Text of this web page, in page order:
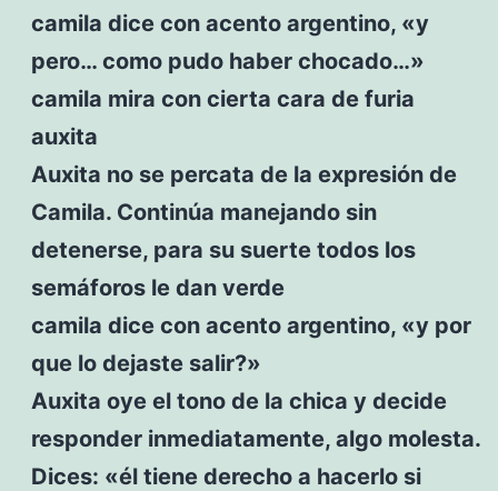
camila dice con acento argentino, «y
pero… como pudo haber chocado…»
camila mira con cierta cara de furia
auxita
Auxita no se percata de la expresión de
Camila. Continúa manejando sin
detenerse, para su suerte todos los
semáforos le dan verde
camila dice con acento argentino, «y por
que lo dejaste salir?»
Auxita oye el tono de la chica y decide
responder inmediatamente, algo molesta.
Dices: «él tiene derecho a hacerlo si